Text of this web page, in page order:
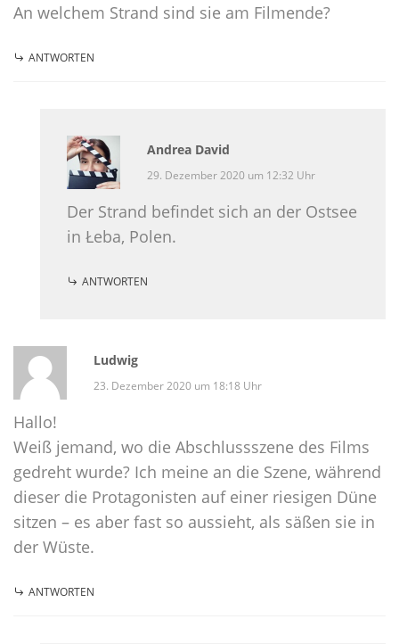
An welchem Strand sind sie am Filmende?
ANTWORTEN
Andrea David
29. Dezember 2020 um 12:32 Uhr
Der Strand befindet sich an der Ostsee
in Łeba, Polen.
ANTWORTEN
Ludwig
23. Dezember 2020 um 18:18 Uhr
Hallo!
Weiß jemand, wo die Abschlussszene des Films
gedreht wurde? Ich meine an die Szene, während
dieser die Protagonisten auf einer riesigen Düne
sitzen – es aber fast so aussieht, als säßen sie in
der Wüste.
ANTWORTEN